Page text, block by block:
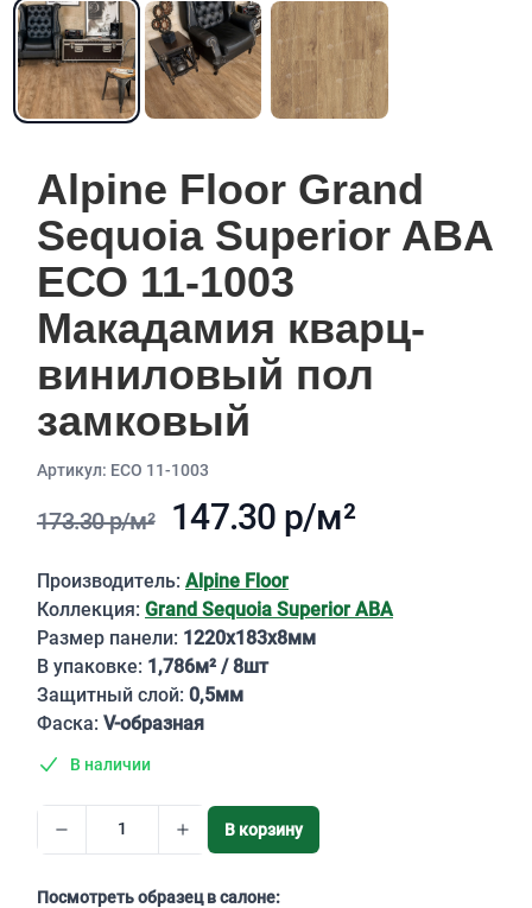
Alpine Floor Grand
Sequoia Superior ABA
ЕСО 11-1003
Макадамия кварц-
виниловый пол
замковый
Aртикул: ECO 11-1003
173.30 р/м² 147.30 р/м²
Описание
Производитель: Alpine Floor
Коллекция: Grand Sequoia Superior ABA
Размер панели: 1220х183х8мм
В упаковке: 1,786м² / 8шт
Защитный слой: 0,5мм
Фаска: V-образная
В наличии
В корзину
Посмотреть образец в салоне: